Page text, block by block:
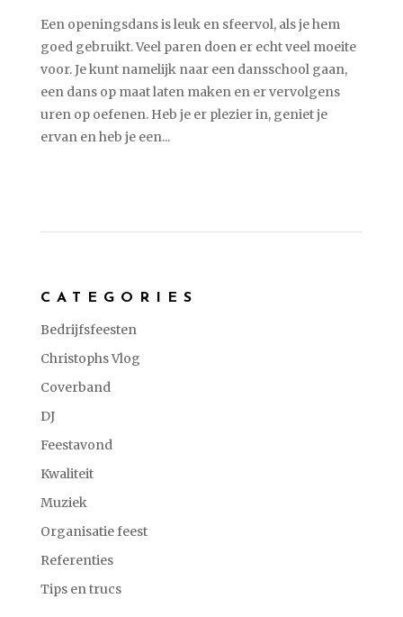
Een openingsdans is leuk en sfeervol, als je hem
goed gebruikt. Veel paren doen er echt veel moeite
voor. Je kunt namelijk naar een dansschool gaan,
een dans op maat laten maken en er vervolgens
uren op oefenen. Heb je er plezier in, geniet je
ervan en heb je een...
CATEGORIES
Bedrijfsfeesten
Christophs Vlog
Coverband
DJ
Feestavond
Kwaliteit
Muziek
Organisatie feest
Referenties
Tips en trucs